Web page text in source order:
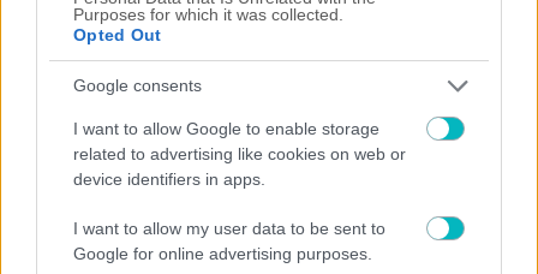
Purposes for which it was collected.
Opted Out
Google consents
I want to allow Google to enable storage
related to advertising like cookies on web or
device identifiers in apps.
I want to allow my user data to be sent to
Google for online advertising purposes.
07/08/2026 | 19:35:51
ΠΟΔΟΣΦΑΙΡΟ ΑΕΚ
Πειρατές του Ονείρου: «Μιχάλη ΖΕΙΣ… ΕΣΥ μας οδηγείς!»
ΠΟΔΟΣΦΑΙΡΟ
«Η Ράγιο Βαγιεκάνο ενδιαφέρεται για Ικάρντι»
07/08/2026 | 18:44:45
ΠΟΔΟΣΦΑΙΡΟ